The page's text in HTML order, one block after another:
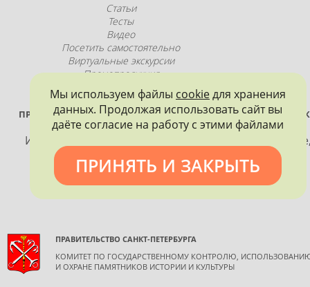
Статьи
Тесты
Видео
Посетить самостоятельно
Виртуальные экскурсии
Промопродукция
ПРОЕКТ РЕАЛИЗУЕТСЯ ПРИ ПОДДЕРЖКЕ ПРАВИТЕЛЬСТВА
ПЕТЕРБУРГА
Использование материалов, размещенных на
допускается только с согласия правообладателя и
обязательной ссылкой на источник информации.
ПРАВИТЕЛЬСТВО САНКТ-ПЕТЕРБУРГА
КОМИТЕТ ПО ГОСУДАРСТВЕННОМУ КОНТРОЛЮ,
И ОХРАНЕ ПАМЯТНИКОВ ИСТОРИИ И КУЛЬТУРЫ
Мы используем файлы cookieдля хранения
данных. Продолжая использовать сайт вы
даёте согласие на работу с этими файлами
ПРИНЯТЬ И ЗАКРЫТЬ